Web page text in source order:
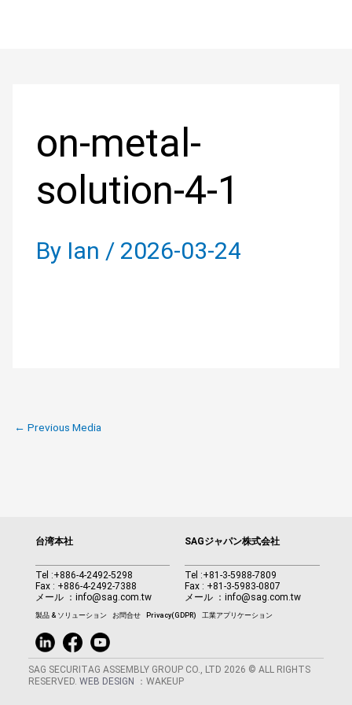
on-metal-
solution-4-1
By Ian / 2026-03-24
← Previous Media
台湾本社
Tel :+886-4-2492-5298
Fax : +886-4-2492-7388
メール ： info@sag.com.tw
SAGジャパン株式会社
Tel :+81-3-5988-7809
Fax : +81-3-5983-0807
メール ：info@sag.com.tw
製品 & ソリューション お問合せ Privacy(GDPR) 工業アプリケーション
SAG SECURITAG ASSEMBLY GROUP CO., LTD 2026 © ALL RIGHTS
RESERVED. WEB DESIGN ：WAKEUP